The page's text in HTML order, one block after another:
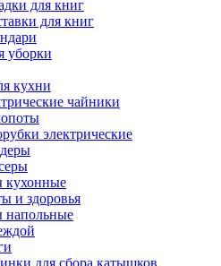
для книг
для книг
уборки
кухни
чайники
электрические
кухонные
и здоровья
напольные
для сбора катышков